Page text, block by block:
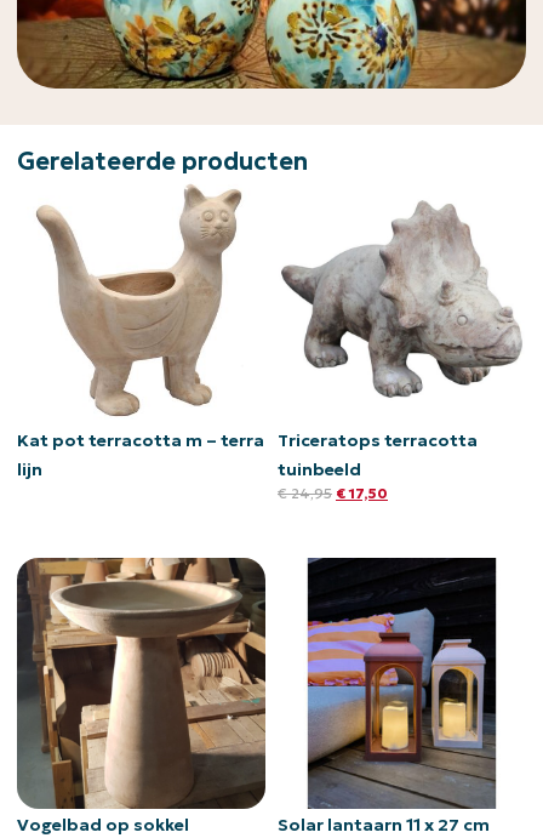
Gerelateerde producten
Kat pot terracotta m – terra
lijn
Triceratops terracotta
tuinbeeld
€24,95 €17,50
Vogelbad op sokkel Solar lantaarn 11 x 27 cm